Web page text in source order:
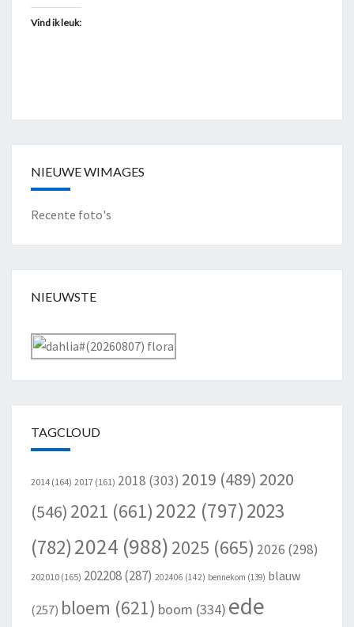
Vind ik leuk:
NIEUWE WIMAGES
Recente foto's
NIEUWSTE
TAGCLOUD
2014 (164) 2017 (161) 2018 (303) 2019 (489) 2020
(546) 2021 (661) 2022 (797)2023
(782)2024 (988) 2025 (665) 2026 (298)
202010 (165) 202208(287) 202406 (142) bennekom (139) blauw
(257) bloem (621) boom (334) ede